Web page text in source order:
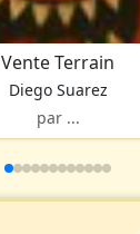
Vente Terrain
Diego Suarez
par ...